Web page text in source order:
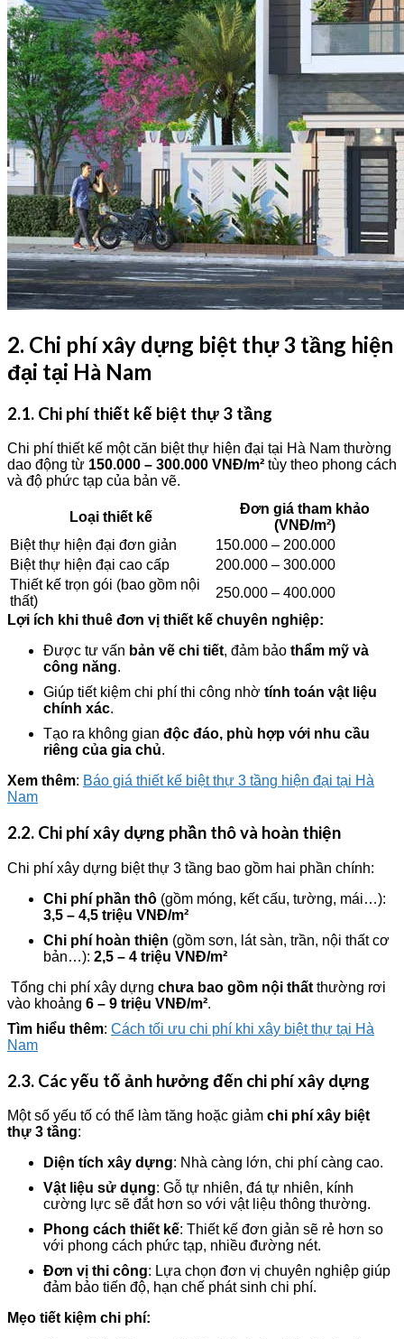
2. Chi phí xây dựng biệt thự 3 tầng hiện
đại tại Hà Nam
2.1. Chi phí thiết kế biệt thự 3 tầng
Chi phí thiết kế một căn biệt thự hiện đại tại Hà Nam thường
dao động từ 150.000 – 300.000 VNĐ/m² tùy theo phong cách
và độ phức tạp của bản vẽ.
Loại thiết kế
Đơn giá tham khảo
(VNĐ/m²)
Biệt thự hiện đại đơn giản
150.000 – 200.000
Biệt thự hiện đại cao cấp
200.000 – 300.000
Thiết kế trọn gói (bao gồm nội
thất)
250.000 – 400.000
Lợi ích khi thuê đơn vị thiết kế chuyên nghiệp:
Được tư vấn bản vẽ chi tiết, đảm bảo thẩm mỹ và
công năng.
Giúp tiết kiệm chi phí thi công nhờ tính toán vật liệu
chính xác.
Tạo ra không gian độc đáo, phù hợp với nhu cầu
riêng của gia chủ.
Xem thêm: Báo giá thiết kế biệt thự 3 tầng hiện đại tại Hà
Nam
2.2. Chi phí xây dựng phần thô và hoàn thiện
Chi phí xây dựng biệt thự 3 tầng bao gồm hai phần chính:
Chi phí phần thô (gồm móng, kết cấu, tường, mái…):
3,5 – 4,5 triệu VNĐ/m²
Chi phí hoàn thiện (gồm sơn, lát sàn, trần, nội thất cơ
bản…): 2,5 – 4 triệu VNĐ/m²
Tổng chi phí xây dựng chưa bao gồm nội thất thường rơi
vào khoảng 6 – 9 triệu VNĐ/m².
Tìm hiểu thêm: Cách tối ưu chi phí khi xây biệt thự tại Hà
Nam
2.3. Các yếu tố ảnh hưởng đến chi phí xây dựng
Một số yếu tố có thể làm tăng hoặc giảm chi phí xây biệt
thự 3 tầng:
Diện tích xây dựng: Nhà càng lớn, chi phí càng cao.
Vật liệu sử dụng: Gỗ tự nhiên, đá tự nhiên, kính
cường lực sẽ đắt hơn so với vật liệu thông thường.
Phong cách thiết kế: Thiết kế đơn giản sẽ rẻ hơn so
với phong cách phức tạp, nhiều đường nét.
Đơn vị thi công: Lựa chọn đơn vị chuyên nghiệp giúp
đảm bảo tiến độ, hạn chế phát sinh chi phí.
Mẹo tiết kiệm chi phí: